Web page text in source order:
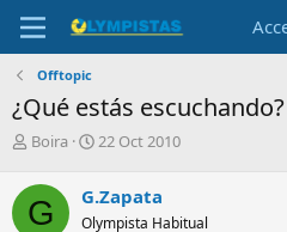
Offtopic
¿Qué estás escuchando?
I
i
c
i
Boira
F
h
a
22 Oct 2010
G G.Zapata
Olympista Habitual